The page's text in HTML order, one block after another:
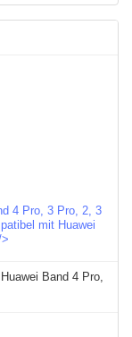
4 Pro, 3 Pro, 2, 3
mit Huawei
Band 4 Pro,